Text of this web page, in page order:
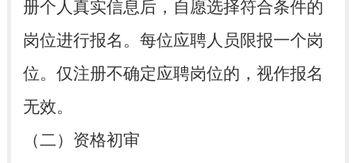
册个人真实信息后，自愿选择符合条件的
岗位进行报名。每位应聘人员限报一个岗
位。仅注册不确定应聘岗位的，视作报名
无效。
（二）资格初审